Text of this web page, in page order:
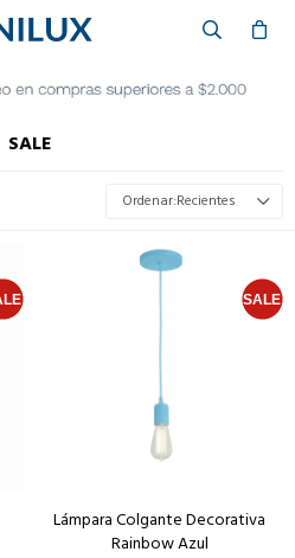
SALE
Recientes
Lámpara Colgante Decorativa
Rainbow Azul